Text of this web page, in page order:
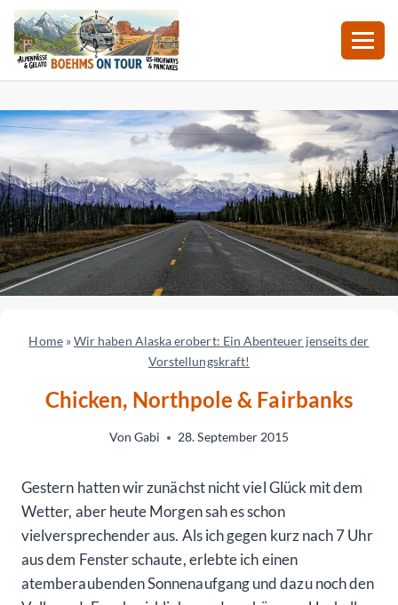
Inhalt
springen
Home»Wir haben Alaska erobert: Ein Abenteuer jenseits der
Vorstellungskraft!
Chicken, Northpole & Fairbanks
Von Gabi 28. September 2015
Gestern hatten wir zunächst nicht viel Glück mit dem
Wetter, aber heute Morgen sah es schon
vielversprechender aus. Als ich gegen kurz nach 7 Uhr
aus dem Fenster schaute, erlebte ich einen
atemberaubenden Sonnenaufgang und dazu noch den